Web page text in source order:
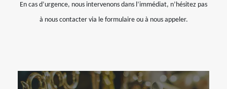
En cas d’urgence, nous intervenons dans l’immédiat, n’hésitez pas
à nous contacter via le formulaire ou à nous appeler.